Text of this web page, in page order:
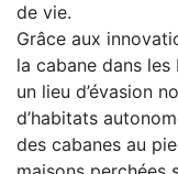
de vie.
Grâce aux
la cabane dans les
un lieu d’évasion
d’habitats
des cabanes au